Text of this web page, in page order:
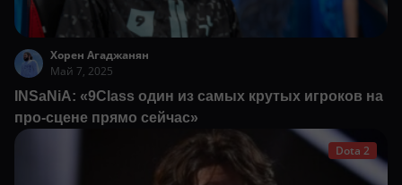
Хорен Агаджанян
Май 7, 2025
INSaNiA: «9Class один из самых крутых игроков на
про-сцене прямо сейчас»
Dota 2